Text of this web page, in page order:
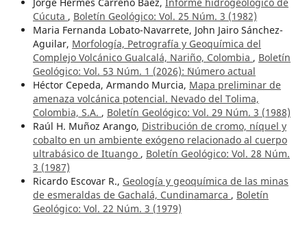
Cúcuta , Boletín Geológico: Vol. 25 Núm. 3 (1982)
Maria Fernanda Lobato-Navarrete, John Jairo Sánchez-
Aguilar, Morfología, Petrografía y Geoquímica del
Complejo Volcánico Gualcalá, Nariño, Colombia , Boletín
Geológico: Vol. 53 Núm. 1 (2026): ¨Número actual
Héctor Cepeda, Armando Murcia, Mapa preliminar de
amenaza volcánica potencial. Nevado del Tolima,
Colombia, S.A. , Boletín Geológico: Vol. 29 Núm. 3 (1988)
Raúl H. Muñoz Arango, Distribución de cromo, níquel y
cobalto en un ambiente exógeno relacionado al cuerpo
ultrabásico de Ituango , Boletín Geológico: Vol. 28 Núm.
3 (1987)
Ricardo Escovar R., Geología y geoquímica de las minas
de esmeraldas de Gachalá, Cundinamarca , Boletín
Geológico: Vol. 22 Núm. 3 (1979)